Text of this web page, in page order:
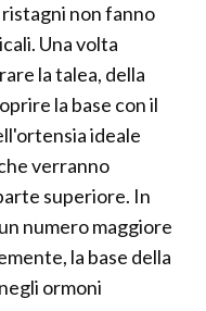
non fanno
Una volta
la talea, della
la base con il
ideale
verranno
superiore. In
numero maggiore
la base della
ormoni